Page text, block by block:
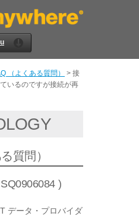
（よくある質問） > 接
いるのですが接続が再
質問）
)
データ・プロバイダ